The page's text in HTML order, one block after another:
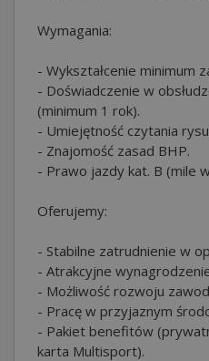
Wymagania:
- Wykształcenie minimum
- Doświadczenie w
(minimum 1 rok).
- Umiejętność czytania
- Znajomość zasad BHP.
- Prawo jazdy kat. B (mile
Oferujemy:
- Stabilne zatrudnienie w
- Atrakcyjne
- Możliwość rozwoju
- Pracę w przyjaznym
- Pakiet benefitów
karta Multisport).